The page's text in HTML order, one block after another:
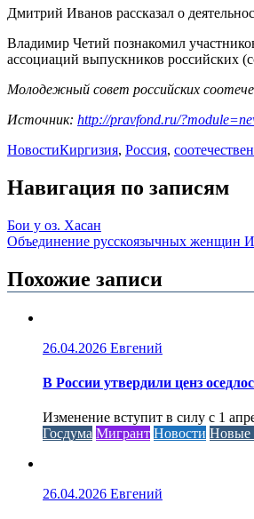
Дмитрий Иванов рассказал о
Владимир Четий познакомил
ассоциаций выпускников российских
Молодежный совет российских
Источник: http://pravfond.ru/
НовостиКиргизия, Россия,
Навигация по записям
Бои у оз. Хасан
Объединение русскоязычных женщин
Похожие записи
26.04.2026 Евгений
В России утвердили ценз
Изменение вступит в силу с 1
Госдума Мигрант Новости Новые
26.04.2026 Евгений